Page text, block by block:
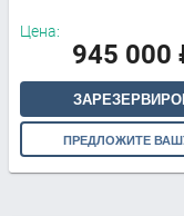
Цена:
945 000
ПРЕДЛОЖИТЕ